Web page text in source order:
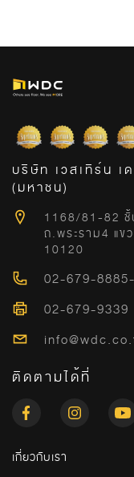
บริษัท เวสเทิร์น เ
(มหาชน)
1168/81-82 ชั้
ถ.พระราม4 แข
10120
02-679-
02-679-9339
ติดตามได้ที่
เกี่ยวกับเรา